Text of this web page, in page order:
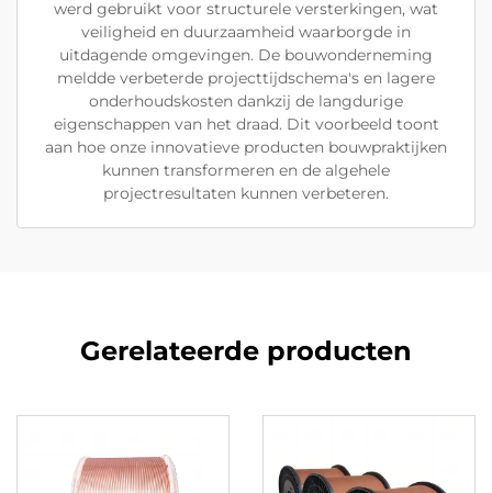
werd gebruikt voor structurele versterkingen, wat
veiligheid en duurzaamheid waarborgde in
uitdagende omgevingen. De bouwonderneming
meldde verbeterde projecttijdschema's en lagere
onderhoudskosten dankzij de langdurige
eigenschappen van het draad. Dit voorbeeld toont
aan hoe onze innovatieve producten bouwpraktijken
kunnen transformeren en de algehele
projectresultaten kunnen verbeteren.
Gerelateerde producten